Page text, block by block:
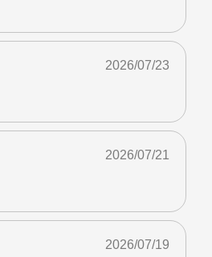
2026/07/23
2026/07/21
2026/07/19